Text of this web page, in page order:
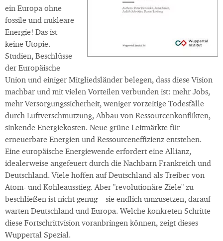
ein Europa ohne
fossile und nukleare
Energie! Das ist
keine Utopie.
Studien, Beschlüsse
der Europäische
Union und einiger Mitgliedsländer belegen, dass diese Vision
machbar und mit vielen Vorteilen verbunden ist: mehr Jobs,
mehr Versorgungssicherheit, weniger vorzeitige Todesfälle
durch Luftverschmutzung, Abbau von Ressourcenkonflikten,
sinkende Energiekosten. Neue grüne Leitmärkte für
erneuerbare Energien und Ressourceneffizienz entstehen.
Eine europäische Energiewende erfordert eine Allianz,
idealerweise angefeuert durch die Nachbarn Frankreich und
Deutschland. Viele hoffen auf Deutschland als Treiber von
Atom- und Kohleausstieg. Aber "revolutionäre Ziele" zu
beschließen ist nicht genug – sie endlich umzusetzen, darauf
warten Deutschland und Europa. Welche konkreten Schritte
diese Fortschrittvision voranbringen können, zeigt dieses
Wuppertal Spezial.